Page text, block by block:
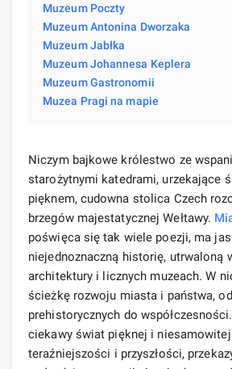
Muzeum Poczty
Muzeum Antonina Dworzaka
Muzeum Jabłka
Muzeum Johannesa Keplera
Muzeum Gastronomii
Muzea Pragi na mapie
Niczym bajkowe królestwo ze
starożytnymi katedrami, urzekające
pięknem, cudowna stolica Czech
brzegów majestatycznej Wełtawy.
poświęca się tak wiele poezji, ma
niejednoznaczną historię, utrwaloną
architektury i licznych muzeach. W
ścieżkę rozwoju miasta i państwa,
prehistorycznych do
ciekawy świat pięknej i niesamowitej
teraźniejszości i przyszłości,